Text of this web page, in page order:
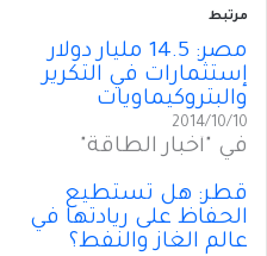
مرتبط
مصر: 14.5 مليار دولار
إستثمارات في التكرير
والبتروكيماويات
2014/10/10
في "أخبار الطاقة"
قطر: هل تستطيع
الحفاظ على ريادتها في
عالم الغاز والنفط؟